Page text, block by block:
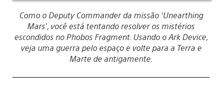
Como o Deputy Commander da missão ‘Unearthing
Mars’, você está tentando resolver os mistérios
escondidos no Phobos Fragment. Usando o Ark Device,
veja uma guerra pelo espaço e volte para a Terra e
Marte de antigamente.